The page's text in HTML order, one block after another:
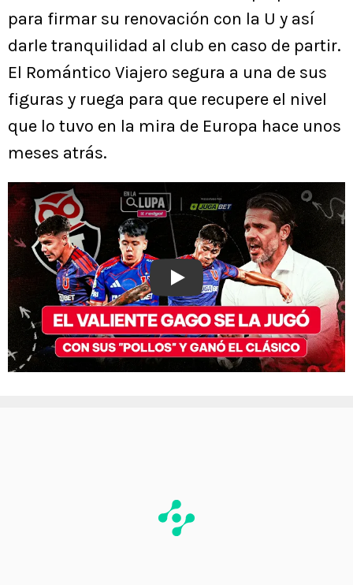
para firmar su renovación con la U y así
darle tranquilidad al club en caso de partir.
El Romántico Viajero segura a una de sus
figuras y ruega para que recupere el nivel
que lo tuvo en la mira de Europa hace unos
meses atrás.
Play